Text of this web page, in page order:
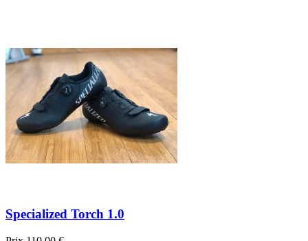
Specialized Torch 1.0